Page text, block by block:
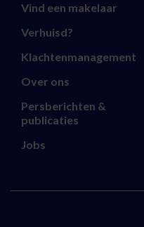
Vind een makelaar
Verhuisd?
Klachtenmanagement
Over ons
Persberichten &
publicaties
Jobs